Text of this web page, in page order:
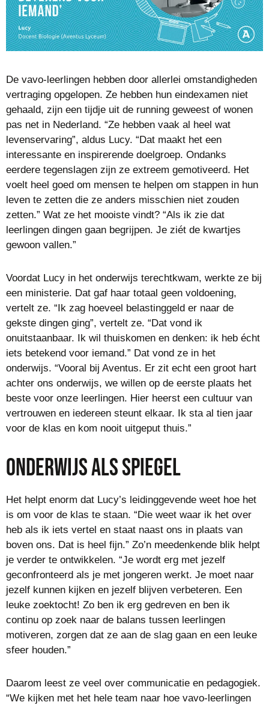
De vavo-leerlingen hebben door allerlei omstandigheden
vertraging opgelopen. Ze hebben hun eindexamen niet
gehaald, zijn een tijdje uit de running geweest of wonen
pas net in Nederland. “Ze hebben vaak al heel wat
levenservaring”, aldus Lucy. “Dat maakt het een
interessante en inspirerende doelgroep. Ondanks
eerdere tegenslagen zijn ze extreem gemotiveerd. Het
voelt heel goed om mensen te helpen om stappen in hun
leven te zetten die ze anders misschien niet zouden
zetten.” Wat ze het mooiste vindt? “Als ik zie dat
leerlingen dingen gaan begrijpen. Je ziét de kwartjes
gewoon vallen.”
Voordat Lucy in het onderwijs terechtkwam, werkte ze bij
een ministerie. Dat gaf haar totaal geen voldoening,
vertelt ze. “Ik zag hoeveel belastinggeld er naar de
gekste dingen ging”, vertelt ze. “Dat vond ik
onuitstaanbaar. Ik wil thuiskomen en denken: ik heb écht
iets betekend voor iemand.” Dat vond ze in het
onderwijs. “Vooral bij Aventus. Er zit echt een groot hart
achter ons onderwijs, we willen op de eerste plaats het
beste voor onze leerlingen. Hier heerst een cultuur van
vertrouwen en iedereen steunt elkaar. Ik sta al tien jaar
voor de klas en kom nooit uitgeput thuis.”
Onderwijs als spiegel
Het helpt enorm dat Lucy’s leidinggevende weet hoe het
is om voor de klas te staan. “Die weet waar ik het over
heb als ik iets vertel en staat naast ons in plaats van
boven ons. Dat is heel fijn.” Zo’n meedenkende blik helpt
je verder te ontwikkelen. “Je wordt erg met jezelf
geconfronteerd als je met jongeren werkt. Je moet naar
jezelf kunnen kijken en jezelf blijven verbeteren. Een
leuke zoektocht! Zo ben ik erg gedreven en ben ik
continu op zoek naar de balans tussen leerlingen
motiveren, zorgen dat ze aan de slag gaan en een leuke
sfeer houden.”
Daarom leest ze veel over communicatie en pedagogiek.
“We kijken met het hele team naar hoe vavo-leerlingen